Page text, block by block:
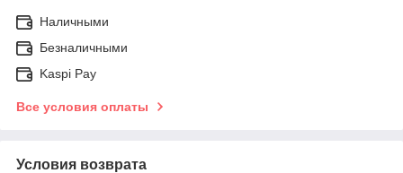
Наличными
Безналичными
Kaspi Pay
Все условия оплаты
Условия возврата